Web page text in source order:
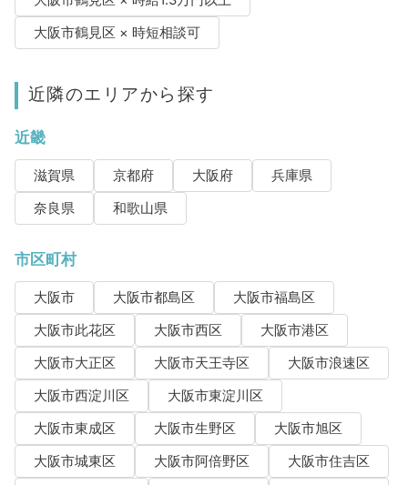
大阪市鶴見区 × 時短相談可
近隣のエリアから探す
近畿
滋賀県 京都府 大阪府
兵庫県
奈良県
和歌山県
市区町村
大阪市 大阪市都島区
大阪市福島区
大阪市此花区
大阪市西区
大阪市港区
大阪市大正区
大阪市天王寺区
大阪市浪速区
大阪市西淀川区
大阪市東淀川区
大阪市東成区
大阪市生野区
大阪市旭区
大阪市城東区
大阪市阿倍野区
大阪市住吉区